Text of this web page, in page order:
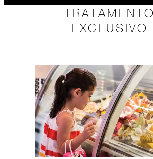
TRATAMENTO
EXCLUSIVO